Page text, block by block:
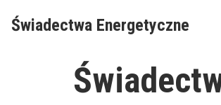
Świadectwa Energetyczne